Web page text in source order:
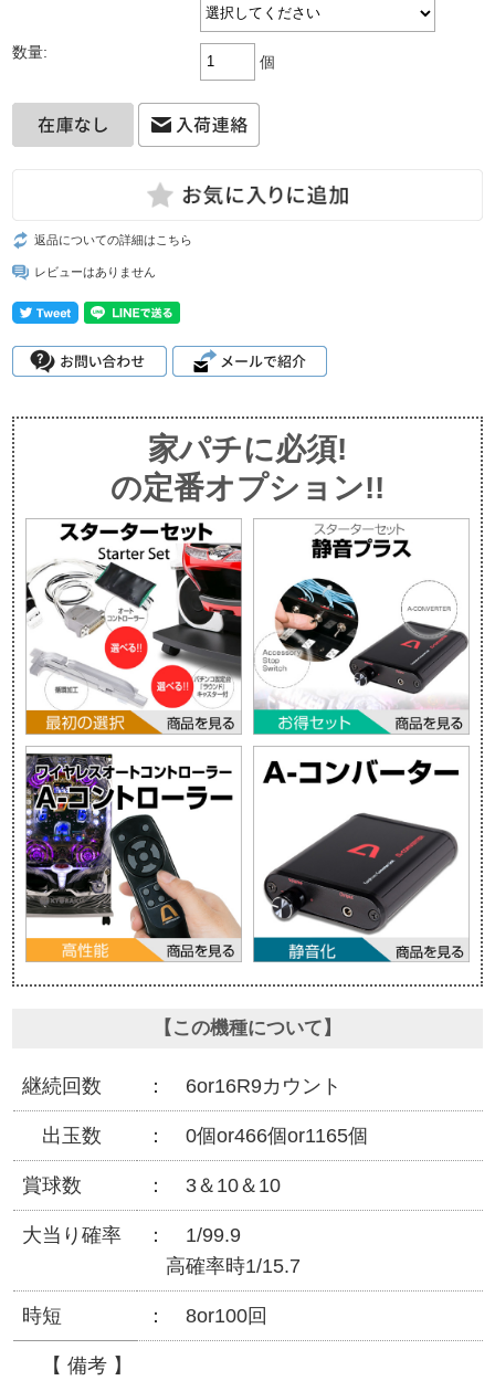
数量:
個
返品についての詳細はこちら
レビューはありません
家パチに必須!
の定番オプション!!
【この機種について】
継続回数 6or16R9カウント
出玉数 0個or466個or1165個
賞球数 3＆10＆10
大当り確率
1/99.9
高確率時1/15.7
時短 8or100回
【 備考 】